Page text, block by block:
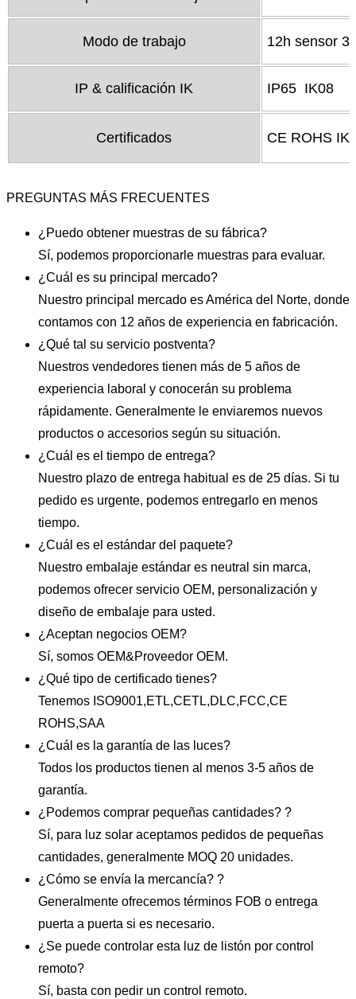
Modo de trabajo 12h sensor
IP & calificación IK IP65 IK08
Certificados CE ROHS
PREGUNTAS MÁS FRECUENTES
¿Puedo obtener muestras de su fábrica?
Sí, podemos proporcionarle muestras para evaluar.
¿Cuál es su principal mercado?
Nuestro principal mercado es América del Norte, donde
contamos con 12 años de experiencia en fabricación.
¿Qué tal su servicio postventa?
Nuestros vendedores tienen más de 5 años de
experiencia laboral y conocerán su problema
rápidamente. Generalmente le enviaremos nuevos
productos o accesorios según su situación.
¿Cuál es el tiempo de entrega?
Nuestro plazo de entrega habitual es de 25 días. Si tu
pedido es urgente, podemos entregarlo en menos
tiempo.
¿Cuál es el estándar del paquete?
Nuestro embalaje estándar es neutral sin marca,
podemos ofrecer servicio OEM, personalización y
diseño de embalaje para usted.
¿Aceptan negocios OEM?
Sí, somos OEM&Proveedor OEM.
¿Qué tipo de certificado tienes?
Tenemos ISO9001,ETL,CETL,DLC,FCC,CE
ROHS,SAA
¿Cuál es la garantía de las luces?
Todos los productos tienen al menos 3-5 años de
garantía.
¿Podemos comprar pequeñas cantidades? ?
Sí, para luz solar aceptamos pedidos de pequeñas
cantidades, generalmente MOQ 20 unidades.
¿Cómo se envía la mercancía? ?
Generalmente ofrecemos términos FOB o entrega
puerta a puerta si es necesario.
¿Se puede controlar esta luz de listón por control
remoto?
Sí, basta con pedir un control remoto.